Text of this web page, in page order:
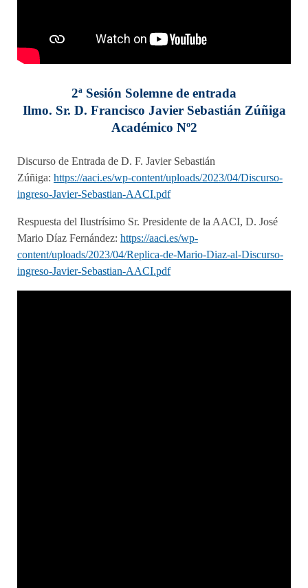
2ª Sesión Solemne de entrada
Ilmo. Sr. D. Francisco Javier Sebastián Zúñiga
Académico Nº2
Discurso de Entrada de D. F. Javier Sebastián
Zúñiga: https://aaci.es/wp-content/uploads/2023/04/Discurso-
ingreso-Javier-Sebastian-AACI.pdf
Respuesta del Ilustrísimo Sr. Presidente de la AACI, D. José
Mario Díaz Fernández: https://aaci.es/wp-
content/uploads/2023/04/Replica-de-Mario-Diaz-al-Discurso-
ingreso-Javier-Sebastian-AACI.pdf